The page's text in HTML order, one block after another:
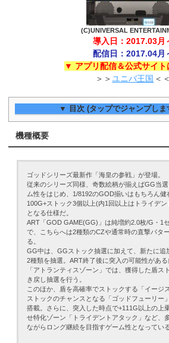
(C)UNIVERSAL
導入日：2017.03月
配信日：2017.04月
▼ アプリ配信＆公式サイ
＞＞ ユニバ王国 ＜＜
▼ 目次 (タップでジャンプし
機種概要
ゴッドシリーズ最新作「海皇の参戦」が登場。
従来のシリーズ同様、奇数絵柄が揃えばGG当
ム性をはじめ、1/8192のGOD揃いはもちろん
100G+ストック3個以上(内1回以上はトライデ
となる仕様だ。
ART「GOD GAME(GG)」は純増約2.0枚/G・1
で、こちらへは2種類のCZや通常時の直撃パタ
る。
GG中は、GGストック抽選に加えて、新たに追
2種類を抽選。ART終了後に突入の可能性があ
「アトランティスゾーン」では、獲得した盾ス
き戻し抽選を行う。
このほか、盾を高確率でストックする「イージ
ストックのチャンスとなる「ゴッドフューリー
搭載。さらに、突入した時点で+111G以上の上
せ特化ゾーン「トライデントアタック」など、
ながらロング継続を目指すゲーム性となっている